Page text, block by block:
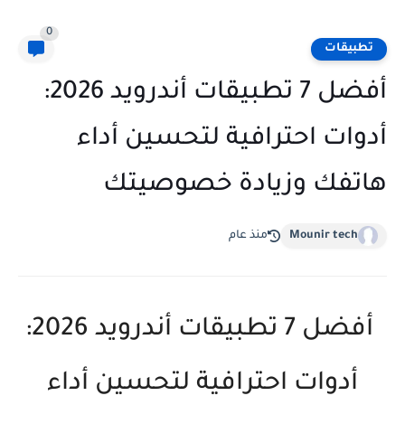
تطبيقات
0
أفضل 7 تطبيقات أندرويد 2026:
أدوات احترافية لتحسين أداء
هاتفك وزيادة خصوصيتك
Mounir tech منذ عام
أفضل 7 تطبيقات أندرويد 2026:
أدوات احترافية لتحسين أداء